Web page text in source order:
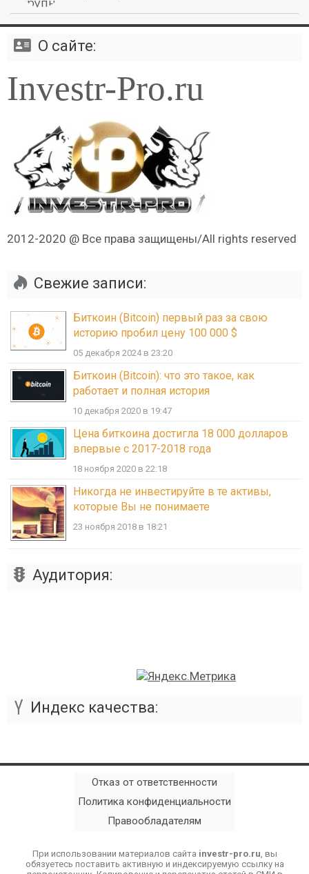
О сайте:
Investr-Pro.ru
2012-2020 @ Все права защищены/All rights reserved
Свежие записи:
Биткоин (Bitcoin) первый раз за свою
историю пробил цену 100 000 $
05 декабря 2024 в 23:20
Биткоин (Bitcoin): что это такое, как
работает и полная история
10 декабря 2020 в 19:47
Цена биткоина достигла 18 000 долларов
впервые с 2017-2018 года
18 ноября 2020 в 22:18
Никогда не инвестируйте в те активы,
которые Вы не понимаете
23 ноября 2018 в 18:21
Аудитория:
Индекс качества:
Отказ от ответственности
Политика конфиденциальности
Правообладателям
При использовании материалов сайта investr-pro.ru , вы
обязуетесь поставить активную и индексируемую ссылку на